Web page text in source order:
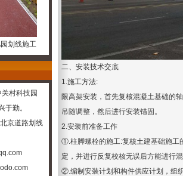
划线施工
村科技园
于勤。
北京道路划线
二、安装技术交底
1.施工方法:
限高架安装 ，首先复核混凝土基础的
吊随调整，然后进行安装锚固。
2.安装前准备工作
①.柱脚螺栓的施工:复核土建基础施工
定，并进行反复校核无误后方能进行
②.编制安装计划和构件供应计划，组